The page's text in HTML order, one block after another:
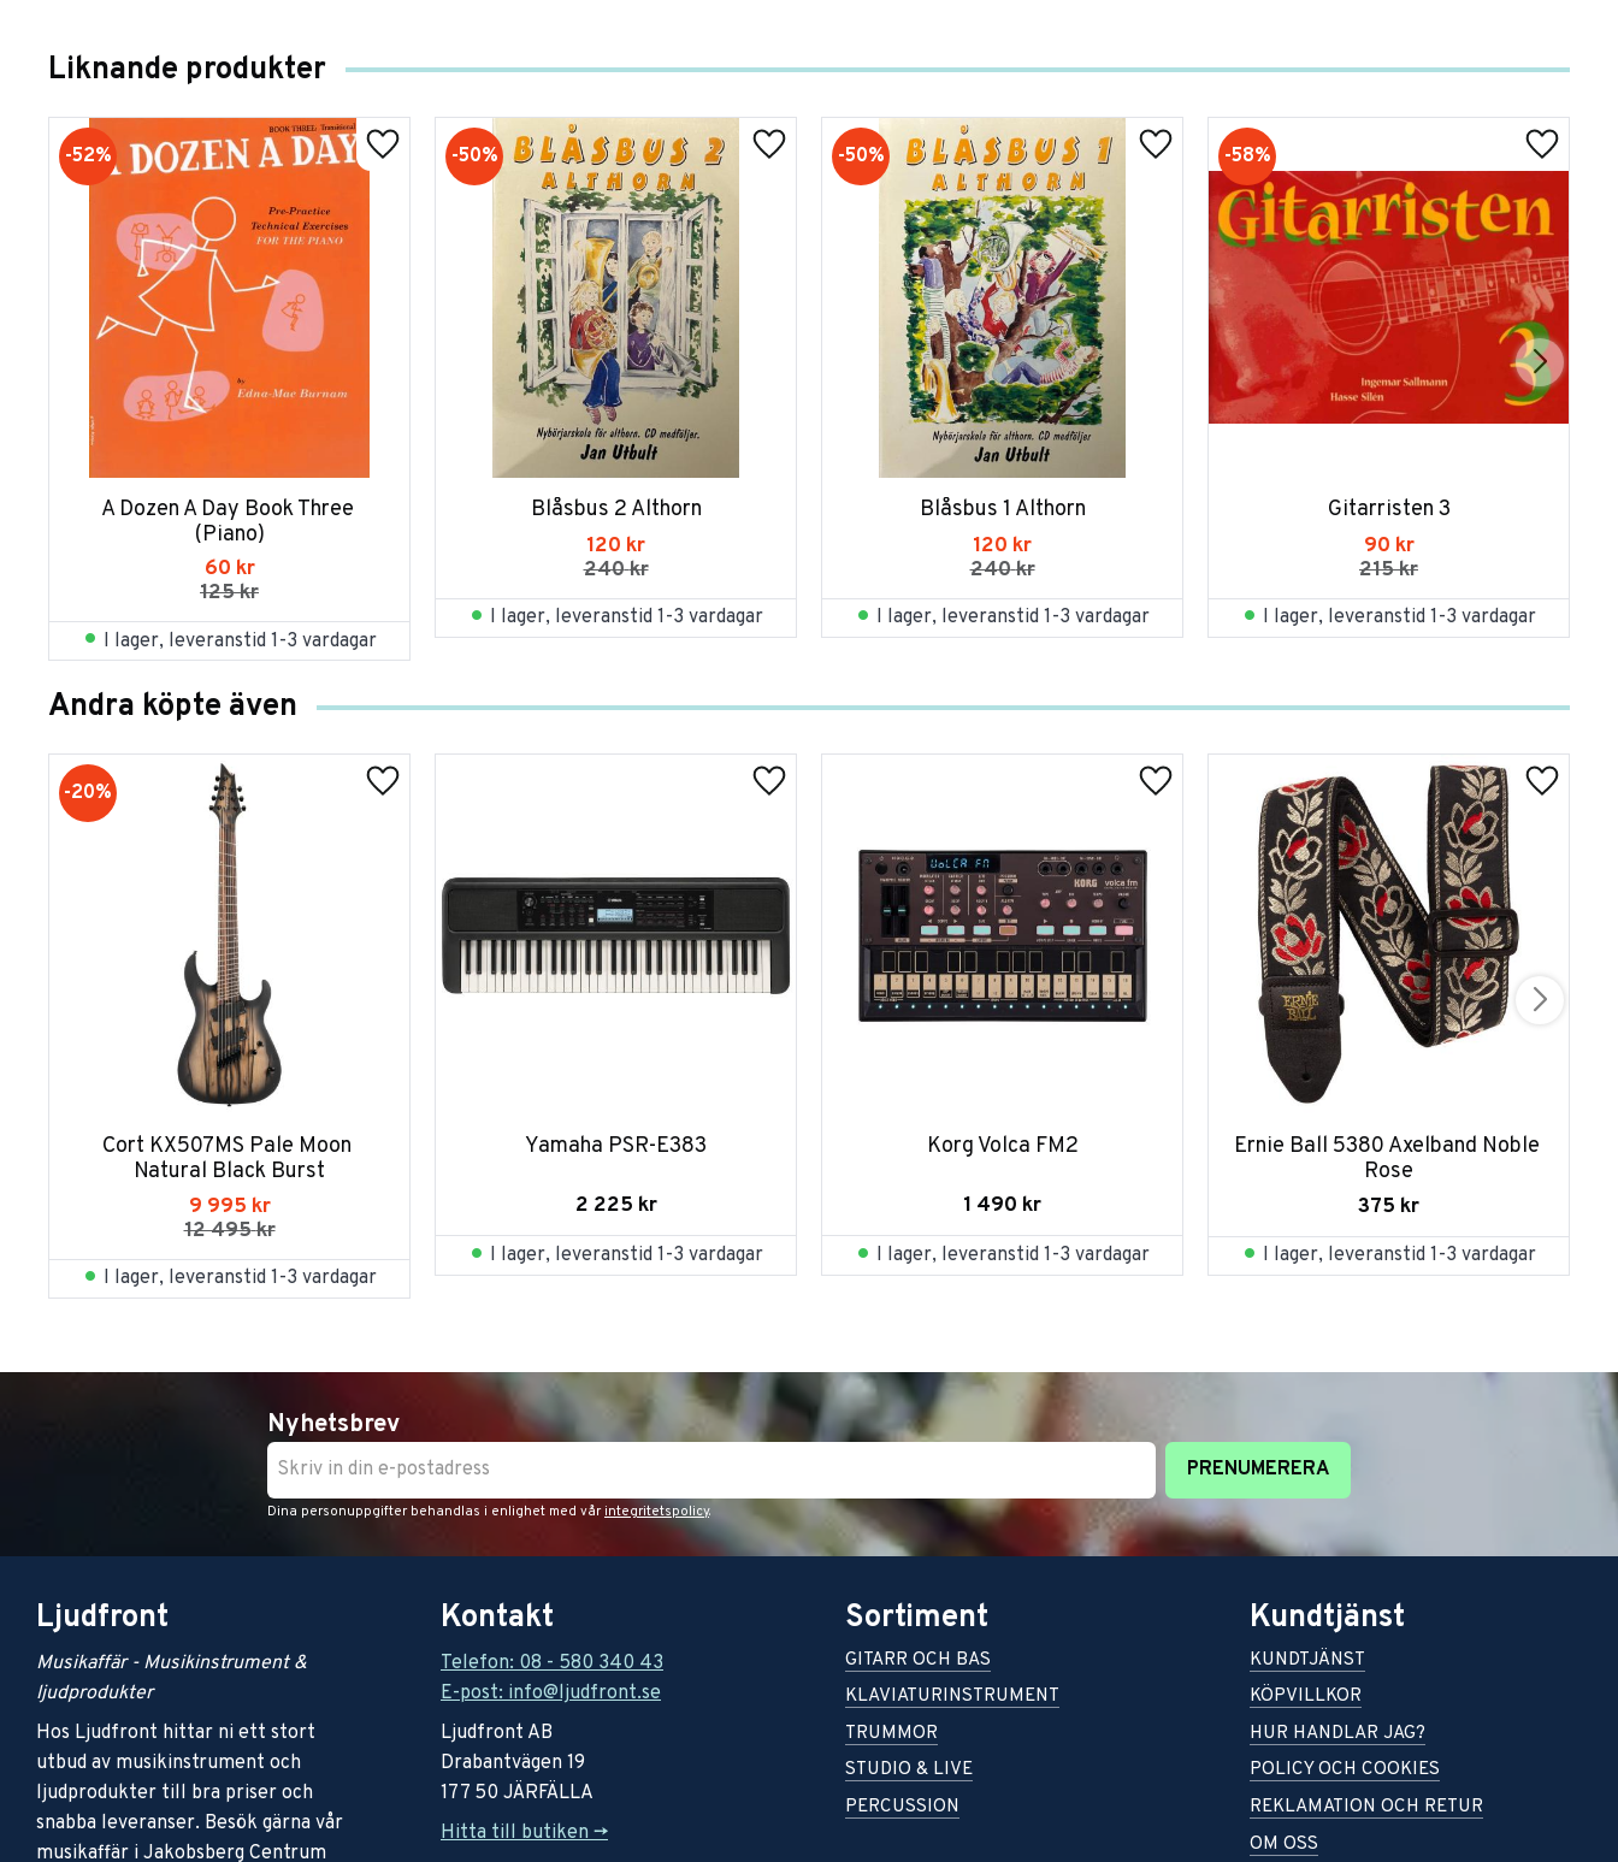
Liknande produkter
A Dozen A Day Book Three
(Piano)
60 kr
125kr
52%
I lager, leveranstid 1-3 vardagar
Blåsbus 2 Althorn
120 kr
240kr
50%
I lager, leveranstid 1-3 vardagar
Blåsbus 1 Althorn
120 kr
240kr
50%
I lager, leveranstid 1-3 vardagar
Gitarristen 3
90 kr
215kr
58%
I lager, leveranstid 1-3 vardagar
Andra köpte även
Cort KX507MS Pale Moon
Natural Black Burst
9 995 kr
12 495kr
20%
I lager, leveranstid 1-3 vardagar
Yamaha PSR-E383
2 225 kr
I lager, leveranstid 1-3 vardagar
Korg Volca FM2
1 490 kr
I lager, leveranstid 1-3 vardagar
Ernie Ball 5380 Axelband Noble
Rose
375 kr
I lager, leveranstid 1-3 vardagar
Nyhetsbrev
PRENUMERERA
Dina personuppgifter behandlas i enlighet med vår integritetspolicy.
Ljudfront
Musikaffär - Musikinstrument &
ljudprodukter
Hos Ljudfront hittar ni ett stort
utbud av musikinstrument och
ljudprodukter till bra priser och
snabba leveranser. Besök gärna vår
musikaffär i Jakobsberg Centrum
Kontakt
Telefon: 08 - 580 340 43
E-post: info@ljudfront.se
Ljudfront AB
Drabantvägen 19
177 50 JÄRFÄLLA
Hitta till butiken ->
Sortiment
GITARR OCH BAS
KLAVIATURINSTRUMENT
TRUMMOR
STUDIO & LIVE
PERCUSSION
Kundtjänst
KUNDTJÄNST
KÖPVILLKOR
HUR HANDLAR JAG?
POLICY OCH COOKIES
REKLAMATION OCH RETUR
OM OSS